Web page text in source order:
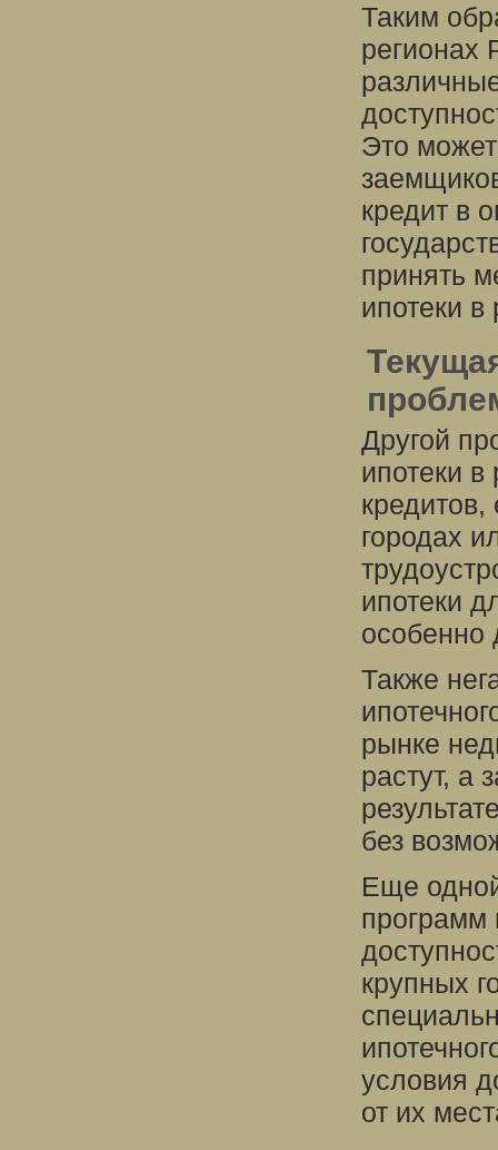
Таким
регионах
Это
кредит в
принять
ипотеки в
Другой
ипотеки
городах
ипотеки
Также
рынке
растут, а
без
Еще
программ
крупных
условия
от их